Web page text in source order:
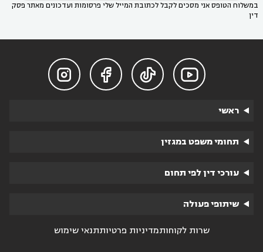
במשלוח הטופס אני מסכים לקבל לכתובת המייל שלי פרסומות ועדכונים מאתר פסק
דין




ראשי
תחומי משפט במגזין
עורכי דין לפי תחום
שיתופי פעולה
שרות לקוחותמדיניות פרטיותתנאי שימוש